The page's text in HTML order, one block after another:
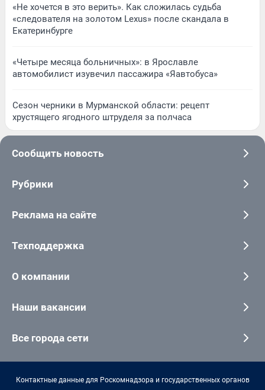
«Не хочется в это верить». Как сложилась судьба
«следователя на золотом Lexus» после скандала в
Екатеринбурге
«Четыре месяца больничных»: в Ярославле
автомобилист изувечил пассажира «Яавтобуса»
Сезон черники в Мурманской области: рецепт
хрустящего ягодного штруделя за полчаса
Сообщить новость
Рубрики
Реклама на сайте
Техподдержка
О компании
Наши вакансии
Все города сети
Контактные данные для Роскомнадзора и государственных органов